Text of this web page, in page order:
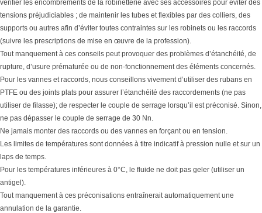
vérifier les encombrements de la robinetterie avec ses accessoires pour éviter des
tensions préjudiciables ; de maintenir les tubes et flexibles par des colliers, des
supports ou autres afin d’éviter toutes contraintes sur les robinets ou les raccords
(suivre les prescriptions de mise en œuvre de la profession).
Tout manquement à ces conseils peut provoquer des problèmes d’étanchéité, de
rupture, d’usure prématurée ou de non-fonctionnement des éléments concernés.
Pour les vannes et raccords, nous conseillons vivement d’utiliser des rubans en
PTFE ou des joints plats pour assurer l’étanchéité des raccordements (ne pas
utiliser de filasse); de respecter le couple de serrage lorsqu’il est préconisé. Sinon,
ne pas dépasser le couple de serrage de 30 Nn.
Ne jamais monter des raccords ou des vannes en forçant ou en tension.
Les limites de températures sont données à titre indicatif à pression nulle et sur un
laps de temps.
Pour les températures inférieures à 0°C, le fluide ne doit pas geler (utiliser un
antigel).
Tout manquement à ces préconisations entraînerait automatiquement une
annulation de la garantie.